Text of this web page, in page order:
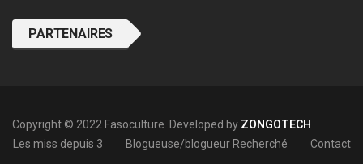
PARTENAIRES
Copyright © 2022 Fasoculture. Developed by ZONGOTECH
Les miss depuis 3
Blogueuse/blogueur Recherché Contact